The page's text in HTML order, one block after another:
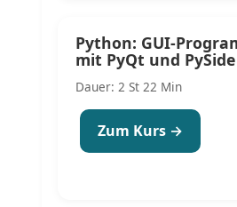
Python: GUI-
mit PyQt und PySide
Dauer: 2 St 22 Min
Zum Kurs →